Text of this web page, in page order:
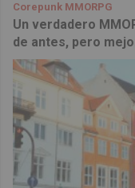
Corepunk MMORPG
Un verdadero
de antes, pero